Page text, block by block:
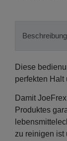
Beschreibung
Diese
perfekten Halt
Damit
Produktes
zu reinigen ist